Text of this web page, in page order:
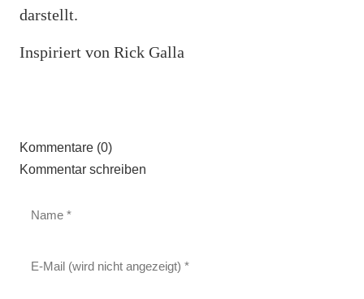
darstellt.
Inspiriert von Rick Galla
Kommentare (0)
Kommentar schreiben